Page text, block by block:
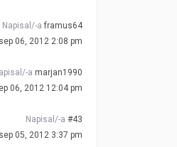
Napisal/-a framus64
06, 2012 2:08 pm
a marjan1990
06, 2012 12:04 pm
Napisal/-a #43
05, 2012 3:37 pm